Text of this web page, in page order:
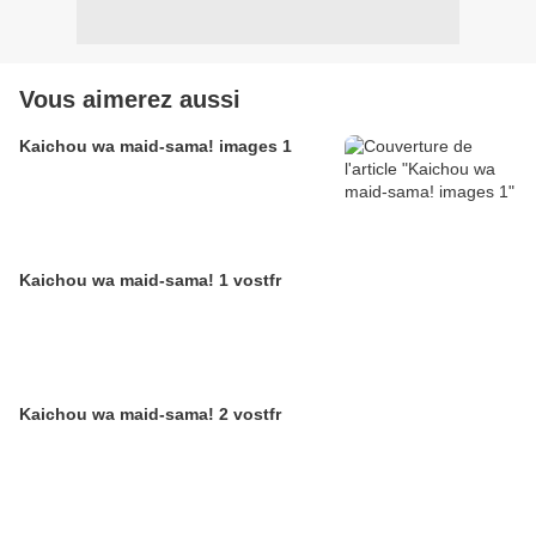
Vous aimerez aussi
Kaichou wa maid-sama! images 1
Kaichou wa maid-sama! 1 vostfr
Kaichou wa maid-sama! 2 vostfr